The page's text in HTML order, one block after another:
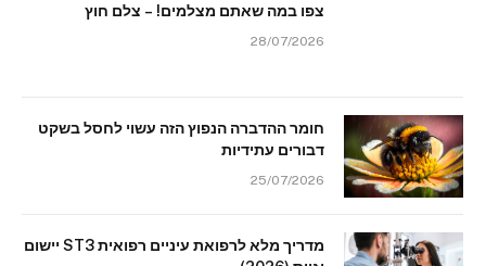
צפו במה שאתם מצלמים! – צלם חוץ
28/07/2026
חומר ההדברה הנפוץ הזה עשוי לחסל בשקט
דבורים עתידיות
25/07/2026
מדריך מלא לרפואת עיניים רפואית ST3 יישום